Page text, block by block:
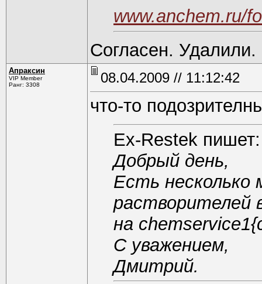
www.anchem.ru/
Согласен.
Апраксин
VIP Member
Ранг: 3308
08.04.2009 // 11:12:42
что-то
Ex-Restek пишет:
Добрый день,
Есть несколько
растворителей
на
С уважением,
Дмитрий.